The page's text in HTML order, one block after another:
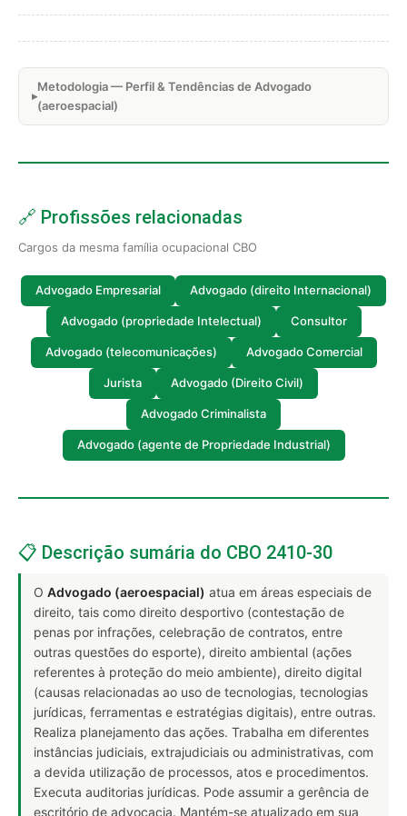
Metodologia — Perfil & Tendências de Advogado
(aeroespacial)
🔗 Profissões relacionadas
Cargos da mesma família ocupacional CBO
Advogado Empresarial Advogado (direito Internacional)
Advogado (propriedade Intelectual) Consultor
Advogado (telecomunicações) Advogado Comercial
Jurista Advogado (Direito Civil)
Advogado Criminalista
Advogado (agente de Propriedade Industrial)
📋 Descrição sumária do CBO 2410-30
O Advogado (aeroespacial) atua em áreas especiais de
direito, tais como direito desportivo (contestação de
penas por infrações, celebração de contratos, entre
outras questões do esporte), direito ambiental (ações
referentes à proteção do meio ambiente), direito digital
(causas relacionadas ao uso de tecnologias, tecnologias
jurídicas, ferramentas e estratégias digitais), entre outras.
Realiza planejamento das ações. Trabalha em diferentes
instâncias judiciais, extrajudiciais ou administrativas, com
a devida utilização de processos, atos e procedimentos.
Executa auditorias jurídicas. Pode assumir a gerência de
escritório de advocacia. Mantém-se atualizado em sua